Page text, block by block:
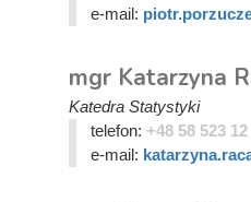
e-mail:
mgr Katarzyna
Katedra Statystyki
telefon: +48 58 523 12
e-mail: